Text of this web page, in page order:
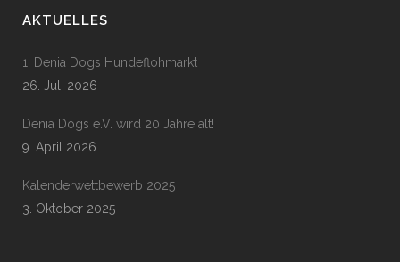
AKTUELLES
1. Denia Dogs Hundeflohmarkt
26. Juli 2026
Denia Dogs e.V. wird 20 Jahre alt!
9. April 2026
Kalenderwettbewerb 2025
3. Oktober 2025